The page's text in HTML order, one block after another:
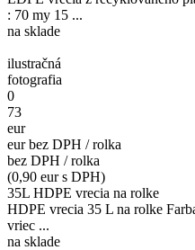
: 70 my 15 ...
na sklade
ilustračná
fotografia
0
73
eur
eur bez DPH / rolka
bez DPH / rolka
(0,90 eur s DPH)
35L HDPE vrecia na rolke
HDPE vrecia 35 L na rolke
vriec ...
na sklade